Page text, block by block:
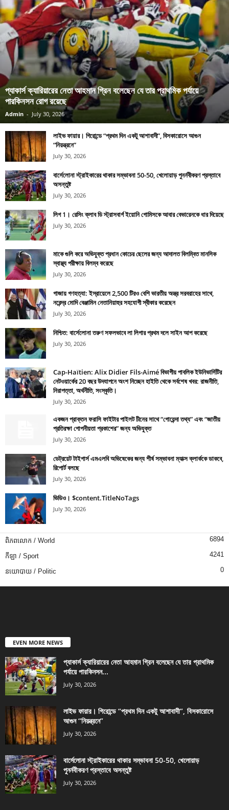
প্যাকার্স ক্যারিয়ারের নেতা আহমান গ্রিন বলেছেন যে তার প্রাথমিক পর্যায়ে
পারকিনসন রোগ রয়েছে
Admin - July 30, 2026
লাইভ ফায়ার। গিরোন্ডে “প্রথম দিন একটু আশাবাদী”, বিসকারোসে আগুন
“নিয়ন্ত্রনে”
July 30, 2026
বার্সেলোনা স্ট্রাইকারের থাকার সম্ভাবনা 50-50, খেলোয়াড় পুনর্নবীকরণ প্রস্তাবে
অসন্তুষ্ট
July 30, 2026
লিগ 1। রেসিং ক্লাব ডি স্ট্রাসবার্গ ইয়োনি গোমিসকে আবার বেভারেনকে ধার দিয়েছে
July 30, 2026
মাকে গুলি করে অভিযুক্ত প্রধান কোচের ছেলের জন্য আদালত বিলম্বিত মানসিক
স্বাস্থ্য পরীক্ষায় বিলম্ব করেছে
July 30, 2026
গাজায় গণহত্যা: ইস্রায়েলে 2,500 টিরও বেশি ভারতীয় অস্ত্র সরবরাহের সাথে,
নরেন্দ্র মোদি বেঞ্জামিন নেতানিয়াহুর সহযোগী স্বীকার করেছেন
July 30, 2026
নিশ্চিত: বার্সেলোনা তরুণ সফলভাবে লা লিগার প্রথম দলে সাইন আপ করেছে
July 30, 2026
Cap-Haïtien: Alix Didier Fils-Aimé বিভাগীয় পাবলিক ইউনিভার্সিটির
নেটওয়ার্কের 20 বছর উদযাপনে অংশ নিচ্ছেন হাইতি থেকে সর্বশেষ খবর: রাজনীতি,
নিরাপত্তা, অর্থনীতি, সংস্কৃতি।
July 30, 2026
একজন প্রাক্তন ফরাসি ফাইটার পাইলট চীনের সাথে “গোয়েন্দা তথ্য” এবং “জাতীয়
প্রতিরক্ষা গোপনীয়তা প্রকাশের” জন্য অভিযুক্ত
July 30, 2026
ডেট্রয়েট টাইগার্স এমএলবি অভিষেকের জন্য শীর্ষ সম্ভাবনা ম্যাক্স ক্লার্ককে ডাকবে,
রিপোর্ট বলছে
July 30, 2026
ভিডিও। $content.TitleNoTags
July 30, 2026
ពិភពលោក / World 6894
កីឡា / Sport 4241
នយោបាយ / Politic 0
EVEN MORE NEWS
প্যাকার্স ক্যারিয়ারের নেতা আহমান গ্রিন বলেছেন যে তার প্রাথমিক
পর্যায়ে পারকিনসন...
July 30, 2026
লাইভ ফায়ার। গিরোন্ডে “প্রথম দিন একটু আশাবাদী”, বিসকারোসে
আগুন “নিয়ন্ত্রনে”
July 30, 2026
বার্সেলোনা স্ট্রাইকারের থাকার সম্ভাবনা 50-50, খেলোয়াড়
পুনর্নবীকরণ প্রস্তাবে অসন্তুষ্ট
July 30, 2026